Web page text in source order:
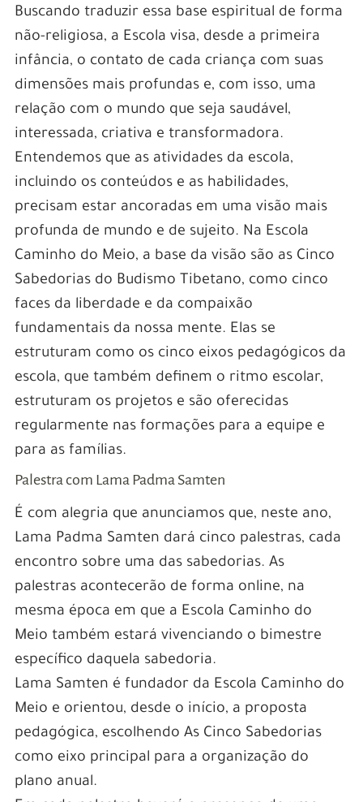
Buscando traduzir essa base espiritual de forma
não-religiosa, a Escola visa, desde a primeira
infância, o contato de cada criança com suas
dimensões mais profundas e, com isso, uma
relação com o mundo que seja saudável,
interessada, criativa e transformadora.
Entendemos que as atividades da escola,
incluindo os conteúdos e as habilidades,
precisam estar ancoradas em uma visão mais
profunda de mundo e de sujeito. Na Escola
Caminho do Meio, a base da visão são as Cinco
Sabedorias do Budismo Tibetano, como cinco
faces da liberdade e da compaixão
fundamentais da nossa mente. Elas se
estruturam como os cinco eixos pedagógicos da
escola, que também definem o ritmo escolar,
estruturam os projetos e são oferecidas
regularmente nas formações para a equipe e
para as famílias.
Palestra com Lama Padma Samten
É com alegria que anunciamos que, neste ano,
Lama Padma Samten dará cinco palestras, cada
encontro sobre uma das sabedorias. As
palestras acontecerão de forma online, na
mesma época em que a Escola Caminho do
Meio também estará vivenciando o bimestre
específico daquela sabedoria.
Lama Samten é fundador da Escola Caminho do
Meio e orientou, desde o início, a proposta
pedagógica, escolhendo As Cinco Sabedorias
como eixo principal para a organização do
plano anual.